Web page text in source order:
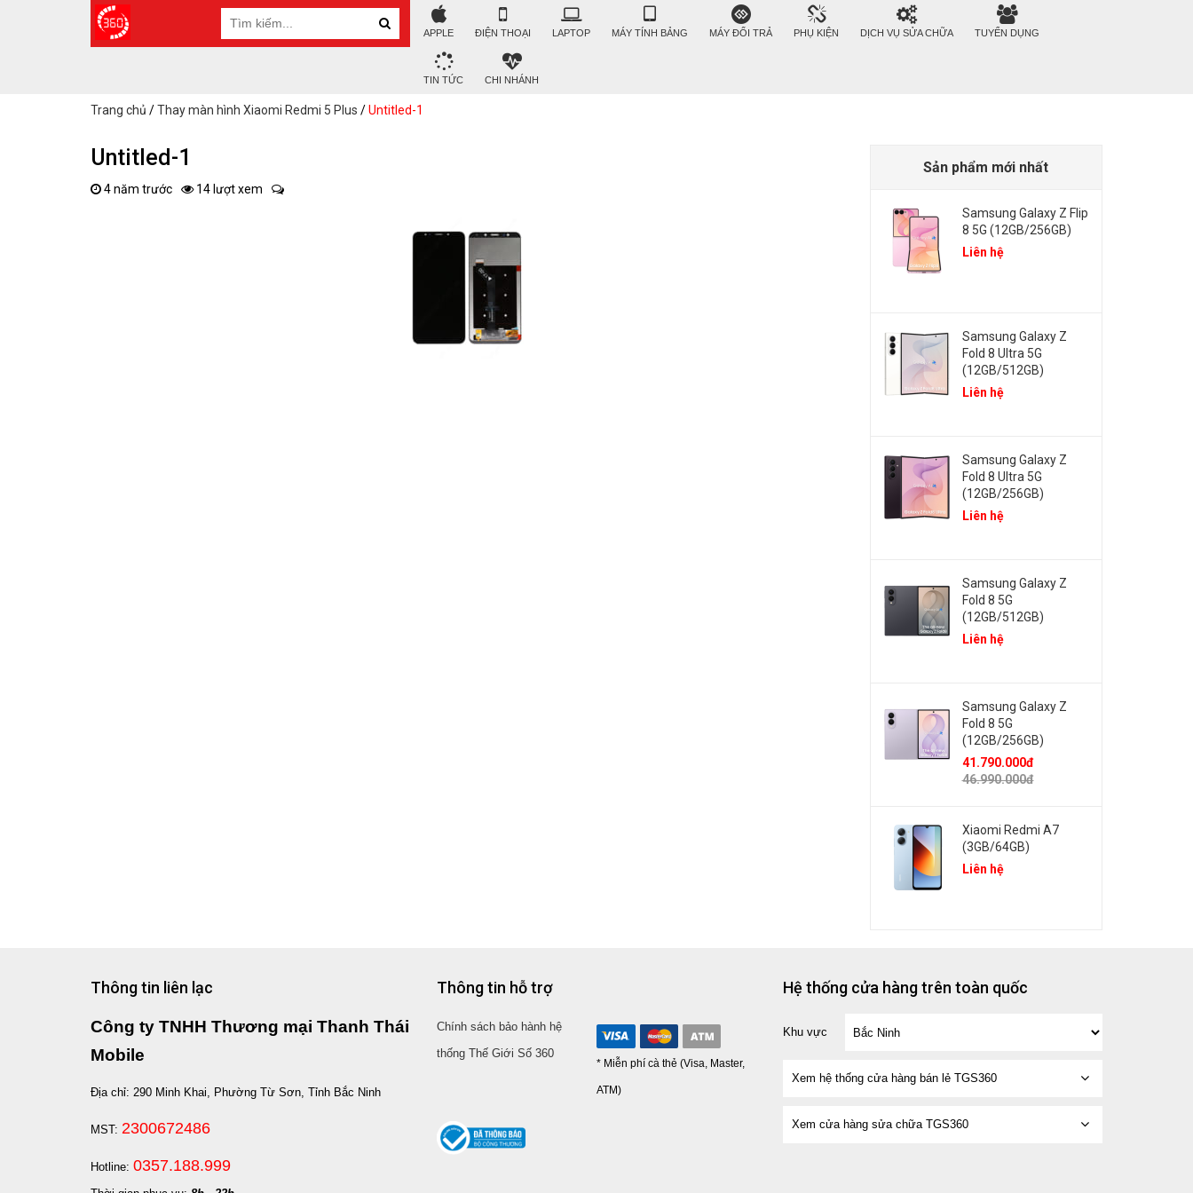
APPLE ĐIỆN THOẠI LAPTOP MÁY TÍNH BẢNG MÁY ĐỔI TRẢ PHỤ KIỆN DỊCH VỤ SỬA CHỮA TUYỂN DỤNG
TIN TỨC CHI NHÁNH
Trang chủ /Thay màn hình Xiaomi Redmi 5 Plus /Untitled-1
Untitled-1
4 năm trước 14 lượt xem
Sản phẩm mới nhất
Samsung Galaxy Z Flip
8 5G (12GB/256GB)
Liên hệ
Samsung Galaxy Z
Fold 8 Ultra 5G
(12GB/512GB)
Liên hệ
Samsung Galaxy Z
Fold 8 Ultra 5G
(12GB/256GB)
Liên hệ
Samsung Galaxy Z
Fold 8 5G
(12GB/512GB)
Liên hệ
Samsung Galaxy Z
Fold 8 5G
(12GB/256GB)
41.790.000đ
46.990.000đ
Xiaomi Redmi A7
(3GB/64GB)
Liên hệ
Thông tin liên lạc
Công ty TNHH Thương mại Thanh Thái
Mobile
Địa chỉ: 290 Minh Khai, Phường Từ Sơn, Tỉnh Bắc Ninh
MST: 2300672486
Hotline: 0357.188.999
Thông tin hỗ trợ
Chính sách bảo hành hệ
thống Thế Giới Số 360
* Miễn phí cà thẻ (Visa, Master,
ATM)
Hệ thống cửa hàng trên toàn quốc
Khu vực
Xem hệ thống cửa hàng bán lẻ TGS360
Xem cửa hàng sửa chữa TGS360